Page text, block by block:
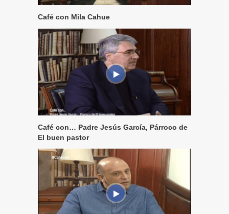
Café con Mila Cahue
Café con… Padre Jesús García, Párroco de
El buen pastor